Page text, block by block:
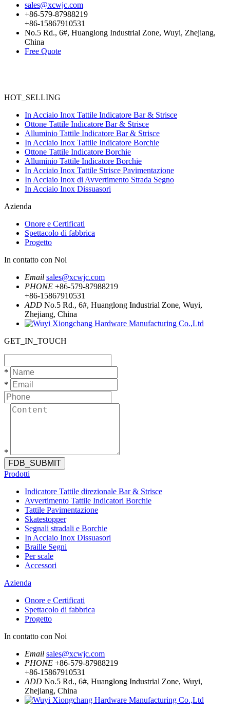
sales@xcwjc.com
+86-579-87988219
+86-15867910531
No.5 Rd., 6#, Huanglong Industrial Zone, Wuyi, Zhejiang,
China
Free Quote
HOT_SELLING
In Acciaio Inox Tattile Indicatore Bar & Strisce
Ottone Tattile Indicatore Bar & Strisce
Alluminio Tattile Indicatore Bar & Strisce
In Acciaio Inox Tattile Indicatore Borchie
Ottone Tattile Indicatore Borchie
Alluminio Tattile Indicatore Borchie
In Acciaio Inox Tattile Strisce Pavimentazione
In Acciaio Inox di Avvertimento Strada Segno
In Acciaio Inox Dissuasori
Azienda
Onore e Certificati
Spettacolo di fabbrica
Progetto
In contatto con Noi
Email sales@xcwjc.com
PHONE +86-579-87988219
+86-15867910531
ADD No.5 Rd., 6#, Huanglong Industrial Zone, Wuyi,
Zhejiang, China
GET_IN_TOUCH
*
*
*
FDB_SUBMIT
Prodotti
Indicatore Tattile direzionale Bar & Strisce
Avvertimento Tattile Indicatori Borchie
Tattile Pavimentazione
Skatestopper
Segnali stradali e Borchie
In Acciaio Inox Dissuasori
Braille Segni
Per scale
Accessori
Azienda
Onore e Certificati
Spettacolo di fabbrica
Progetto
In contatto con Noi
Email sales@xcwjc.com
PHONE +86-579-87988219
+86-15867910531
ADD No.5 Rd., 6#, Huanglong Industrial Zone, Wuyi,
Zhejiang, China